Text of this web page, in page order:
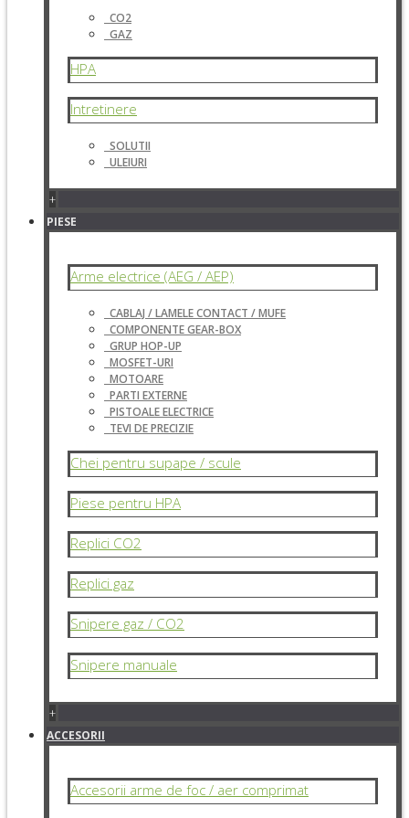
CO2
GAZ
HPA
Intretinere
SOLUTII
ULEIURI
+
PIESE
Arme electrice (AEG / AEP)
CABLAJ / LAMELE CONTACT / MUFE
COMPONENTE GEAR-BOX
GRUP HOP-UP
MOSFET-URI
MOTOARE
PARTI EXTERNE
PISTOALE ELECTRICE
TEVI DE PRECIZIE
Chei pentru supape / scule
Piese pentru HPA
Replici CO2
Replici gaz
Snipere gaz / CO2
Snipere manuale
+
ACCESORII
Accesorii arme de foc / aer comprimat